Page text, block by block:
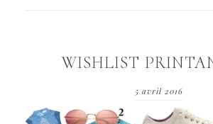
WISHLIST
5 avril 2016